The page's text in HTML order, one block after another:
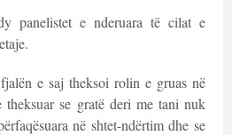
panelistet e nderuara të cilat e
e saj theksoi rolin e gruas në
se gratë deri me tani nuk
në shtet-ndërtim dhe se